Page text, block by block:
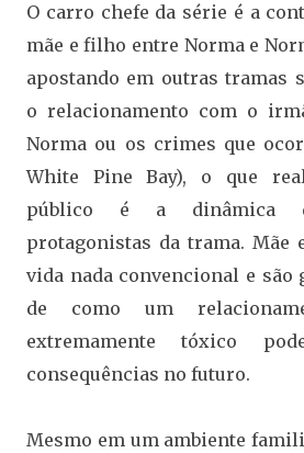
O carro chefe da série é a
mãe e filho entre Norma e
apostando em outras tramas
o relacionamento com o
Norma ou os crimes que
White Pine Bay), o que
público é a dinâmica
protagonistas da trama. Mãe
vida nada convencional e são
de como um
extremamente tóxico
consequências no futuro.
Mesmo em um ambiente